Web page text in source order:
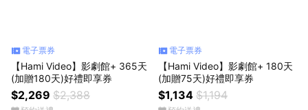
電子票券
【Hami Video】影劇館+ 365天
(加贈180天)好禮即享券
$2,269 $2,388
電子票券
【Hami Video】影劇館+ 180天
(加贈75天)好禮即享券
$1,134 $1,194